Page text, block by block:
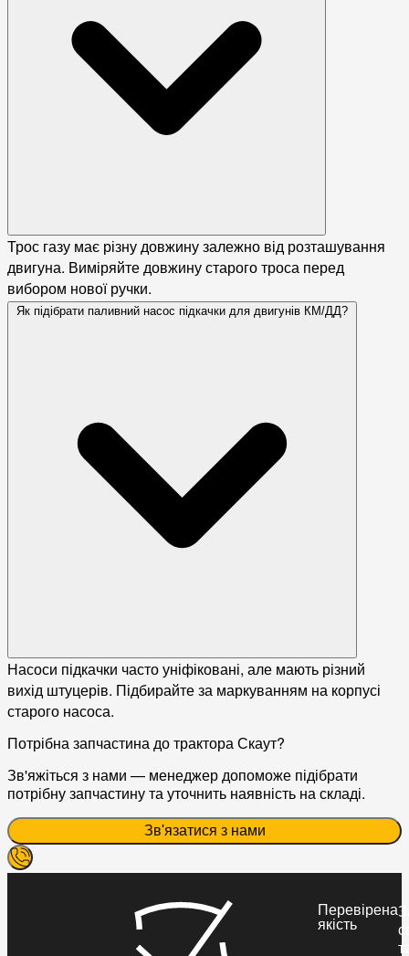
Трос газу має різну довжину залежно від розташування
двигуна. Виміряйте довжину старого троса перед
вибором нової ручки.
Як підібрати паливний насос підкачки для двигунів КМ/ДД?
Насоси підкачки часто уніфіковані, але мають різний
вихід штуцерів. Підбирайте за маркуванням на корпусі
старого насоса.
Потрібна запчастина до трактора Скаут?
Зв'яжіться з нами — менеджер допоможе підібрати
потрібну запчастину та уточнить наявність на складі.
Зв'язатися з нами
Перевірена
якість